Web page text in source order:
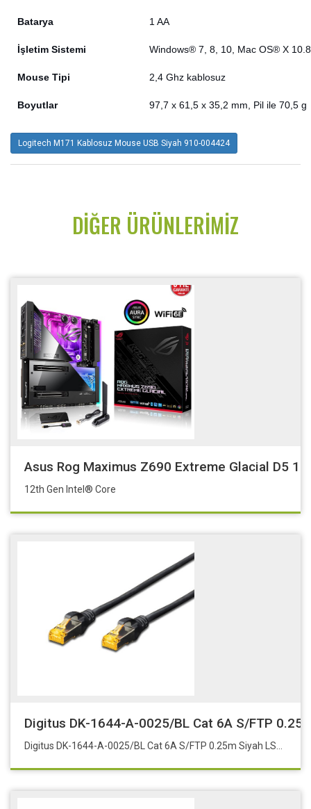
Batarya 1 AA
İşletim Sistemi Windows® 7, 8, 10, Mac OS® X
Mouse Tipi 2,4 Ghz kablosuz
Boyutlar 97,7 x 61,5 x 35,2 mm, Pil ile 70,5 g
Logitech M171 Kablosuz Mouse USB Siyah 910-004424
DIĞER ÜRÜNLERIMIZ
Asus Rog Maximus Z690 Extreme Glacial D5
12th Gen Intel® Core
Digitus DK-1644-A-0025/BL Cat 6A S/FTP